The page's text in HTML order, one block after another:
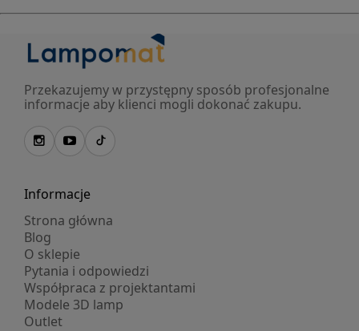
Przekazujemy w przystępny sposób profesjonalne
informacje aby klienci mogli dokonać zakupu.
Informacje
Strona główna
Blog
O sklepie
Pytania i odpowiedzi
Współpraca z projektantami
Modele 3D lamp
Outlet